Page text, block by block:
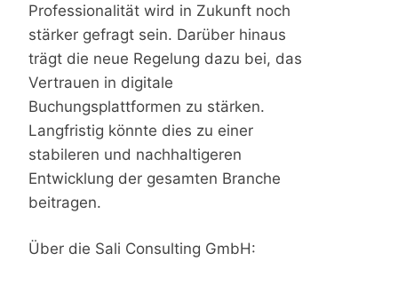
Professionalität wird in Zukunft noch
stärker gefragt sein. Darüber hinaus
trägt die neue Regelung dazu bei, das
Vertrauen in digitale
Buchungsplattformen zu stärken.
Langfristig könnte dies zu einer
stabileren und nachhaltigeren
Entwicklung der gesamten Branche
beitragen.
Über die Sali Consulting GmbH: